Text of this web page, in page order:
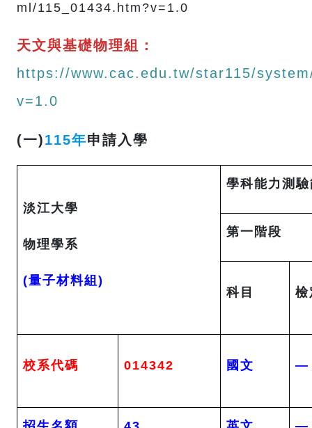
ml/115_01434.htm?v=1.0
天文與基礎物理組：
https://www.cac.edu.tw/star115/
v=1.0
(一)115年申請入學
淡江大學
物理學系
(量子材料組)
學科能力測
第一階段
科目 檢
校系代碼 014342 國文 —